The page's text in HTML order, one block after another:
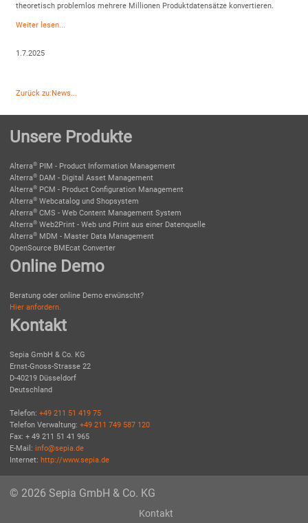
theoretisch problemlos mehrere Millionen Produktdatensätze konvertieren.
Weiter lesen...
1.7.2025
Zurück zu:News...
Unsere Produkte
Alterra® PIM - Product Information Management
Alterra® DAM - Digital Asset Management
Alterra® PCM - Product Configuration Management
Alterra® Webcatalog und Shopsystem
Alterra® CMS - Web Content Management System
Alterra® Web2Print - Web und Print aus einer Datenquelle
Alterra® MDM - Master Data Management
OpenSource BMEcat Converter
Online Demo
Beratung oder online Demo erwünscht?
Hier anfordern.
Kontakt
Sepia GmbH & Co. KG
Ernst-Gnoss-Strasse 22
D-40219 Düsseldorf
Deutschland
Telefon: +49 211 51 419 75
Telefon Verwaltung: +49 211 749 587 120
Fax: + 49 211 51 41 965
E-Mail: info@sepia.de
Internet: http://www.sepia.de
© 2026 Sepia GmbH & Co. KG
Kontakt